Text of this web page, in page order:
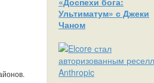
Ультиматум» с Джеки
Чаном